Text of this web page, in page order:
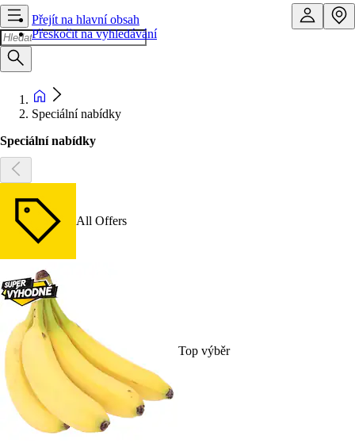
Přejít na hlavní obsah
Přeskočit na vyhledávání
Speciální nabídky
Speciální nabídky
All Offers
Top výběr